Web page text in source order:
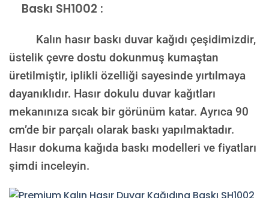
Baskı SH1002 :
Kalın hasır baskı duvar kağıdı çeşidimizdir,
üstelik çevre dostu dokunmuş kumaştan
üretilmiştir, iplikli özelliği sayesinde yırtılmaya
dayanıklıdır. Hasır dokulu duvar kağıtları
mekanınıza sıcak bir görünüm katar. Ayrıca 90
cm’de bir parçalı olarak baskı yapılmaktadır.
Hasır dokuma kağıda baskı modelleri ve fiyatları
şimdi inceleyin.